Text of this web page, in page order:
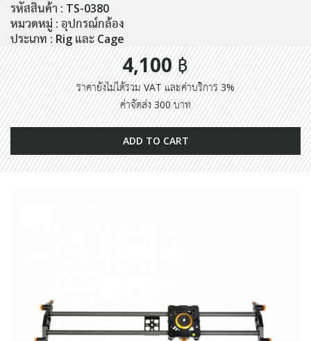
รหัสสินค้า : TS-0380
หมวดหมู่ : อุปกรณ์กล้อง
ประเภท : Rig และ Cage
4,100 ฿
ราคายังไม่ได้รวม VAT และค่าบริการ 3%
ค่าจัดส่ง 300 บาท
ADD TO CART